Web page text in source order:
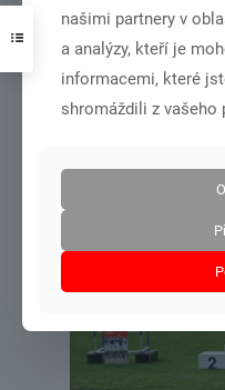
MČR dorost+junioři –
21.6.2026
našimi partnery v
a analýzy, kteří je
informacemi, které
shromáždili z vašeho